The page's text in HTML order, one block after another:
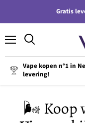
Gratis
Vape kopen n°1 in
levering!
🌬️ Koop